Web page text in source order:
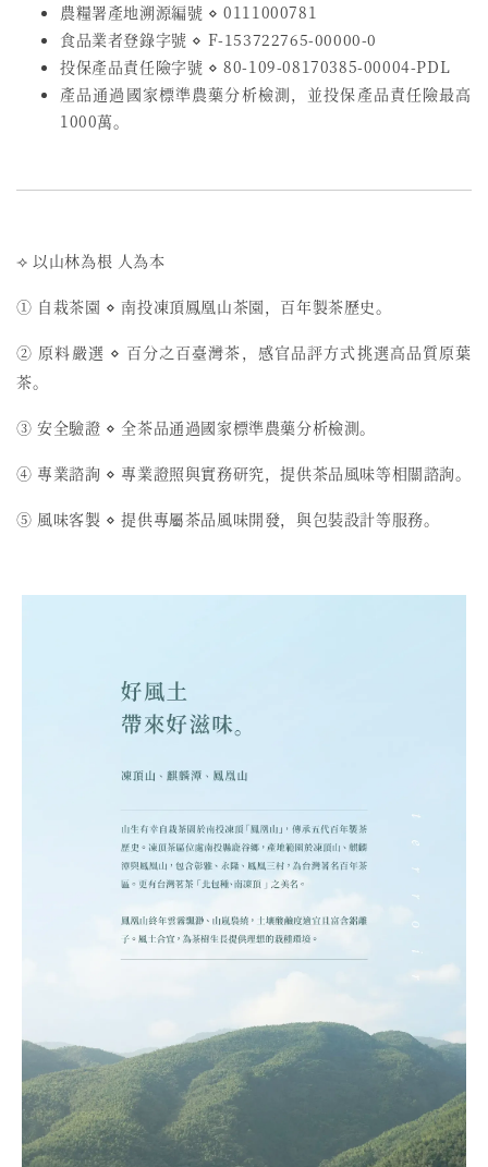
農糧署產地溯源編號 ⋄ 0111000781
食品業者登錄字號 ⋄ F-153722765-00000-0
投保產品責任險字號 ⋄80-109-08170385-00004-PDL
產品通過國家標準農藥分析檢測，並投保產品責任險最高
1000萬。
⟢ 以山林為根 人為本
① 自栽茶園 ⋄ 南投凍頂鳳凰山茶園，百年製茶歷史。
② 原料嚴選 ⋄ 百分之百臺灣茶，感官品評方式挑選高品質原葉
茶。
③ 安全驗證 ⋄ 全茶品通過國家標準農藥分析檢測。
④ 專業諮詢 ⋄ 專業證照與實務研究，提供茶品風味等相關諮詢。
⑤ 風味客製 ⋄ 提供專屬茶品風味開發，與包裝設計等服務。